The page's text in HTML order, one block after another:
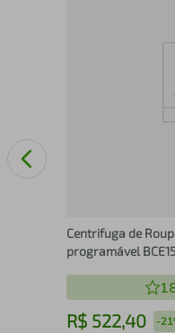
Centrifuga de
programável
R$ 522,40 -